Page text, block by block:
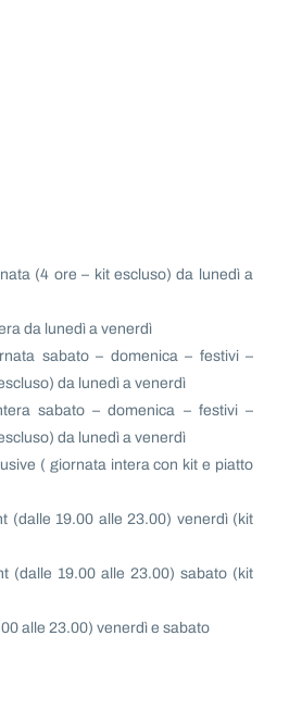
(4 ore – kit escluso) da lunedì a
da lunedì a venerdì
sabato – domenica – festivi –
da lunedì a venerdì
sabato – domenica – festivi –
da lunedì a venerdì
( giornata intera con kit e piatto
(dalle 19.00 alle 23.00) venerdì (kit
(dalle 19.00 alle 23.00) sabato (kit
alle 23.00) venerdì e sabato